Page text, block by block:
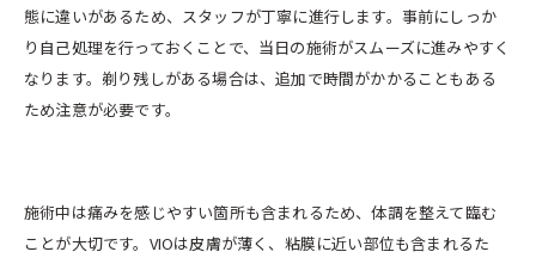
態に違いがあるため、スタッフが丁寧に進行します。事前にしっか
り自己処理を行っておくことで、当日の施術がスムーズに進みやすく
なります。剃り残しがある場合は、追加で時間がかかることもある
ため注意が必要です。
施術中は痛みを感じやすい箇所も含まれるため、体調を整えて臨む
ことが大切です。VIOは皮膚が薄く、粘膜に近い部位も含まれるた